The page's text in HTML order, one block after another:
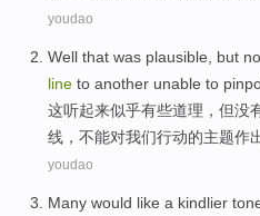
youdao
Well that was plausible but no
line to another unable to
这听起来似乎有些道理， 但没
线， 不能对我们行动的主题作
youdao
Many would like a kindlier